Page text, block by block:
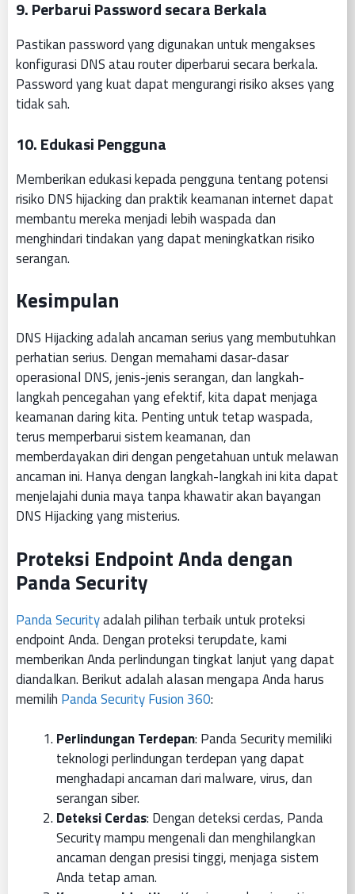
9. Perbarui Password secara Berkala
Pastikan password yang digunakan untuk mengakses
konfigurasi DNS atau router diperbarui secara berkala.
Password yang kuat dapat mengurangi risiko akses yang
tidak sah.
10. Edukasi Pengguna
Memberikan edukasi kepada pengguna tentang potensi
risiko DNS hijacking dan praktik keamanan internet dapat
membantu mereka menjadi lebih waspada dan
menghindari tindakan yang dapat meningkatkan risiko
serangan.
Kesimpulan
DNS Hijacking adalah ancaman serius yang membutuhkan
perhatian serius. Dengan memahami dasar-dasar
operasional DNS, jenis-jenis serangan, dan langkah-
langkah pencegahan yang efektif, kita dapat menjaga
keamanan daring kita. Penting untuk tetap waspada,
terus memperbarui sistem keamanan, dan
memberdayakan diri dengan pengetahuan untuk melawan
ancaman ini. Hanya dengan langkah-langkah ini kita dapat
menjelajahi dunia maya tanpa khawatir akan bayangan
DNS Hijacking yang misterius.
Proteksi Endpoint Anda dengan
Panda Security
Panda Securityadalah pilihan terbaik untuk proteksi
endpoint Anda. Dengan proteksi terupdate, kami
memberikan Anda perlindungan tingkat lanjut yang dapat
diandalkan. Berikut adalah alasan mengapa Anda harus
memilih Panda Security Fusion 360:
Perlindungan Terdepan: Panda Security memiliki
teknologi perlindungan terdepan yang dapat
menghadapi ancaman dari malware, virus, dan
serangan siber.
Deteksi Cerdas: Dengan deteksi cerdas, Panda
Security mampu mengenali dan menghilangkan
ancaman dengan presisi tinggi, menjaga sistem
Anda tetap aman.